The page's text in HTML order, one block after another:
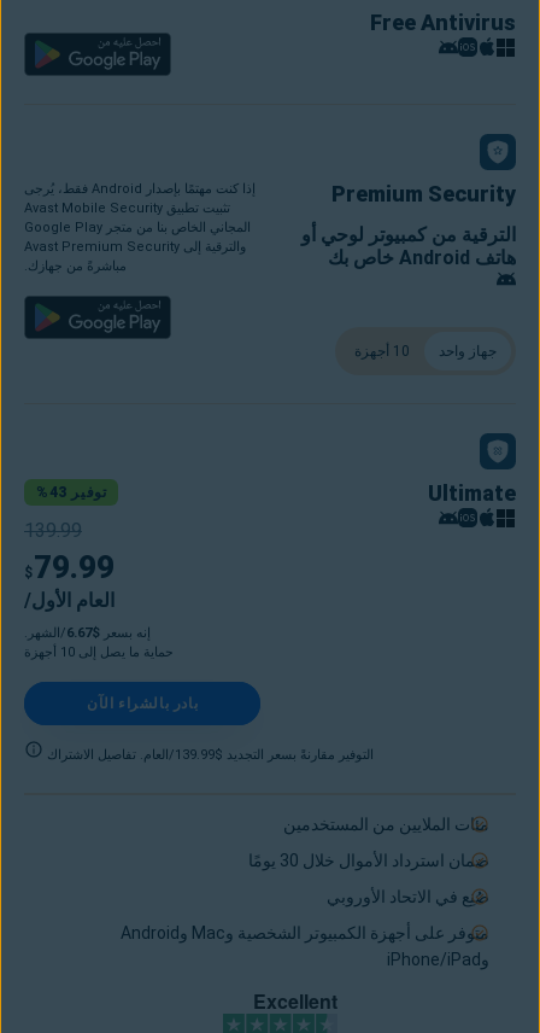
مئات الملايين من المستخدمين
ضمان استرداد الأموال خلال 30 يومًا
صُنِع في الاتحاد الأوروبي
متوفر على أجهزة الكمبيوتر الشخصية وMac وAndroid
وiPhone/iPad
Excellent
Free Antivirus
Premium Security
الترقية من كمبيوتر لوحي أو
هاتف Android خاص بك
جهاز واحد 10 أجهزة
إذا كنت مهتمًا بإصدار Android فقط، يُرجى
تثبيت تطبيق Avast Mobile Security
المجاني الخاص بنا من متجر Google Play
والترقية إلى Avast Premium Security
مباشرةً من جهازك.
Ultimate توفير 43%
$79.99
139.99
/العام الأول
إنه بسعر $6.67
/الشهر.
حماية ما يصل إلى 10 أجهزة
بادر بالشراء الآن
التوفير مقارنةً بسعر التجديد $139.99/العام. تفاصيل الاشتراك